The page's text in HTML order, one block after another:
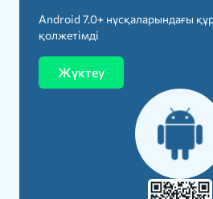
Android 7.0+ нұсқаларындағы
қолжетімді
Жүктеу